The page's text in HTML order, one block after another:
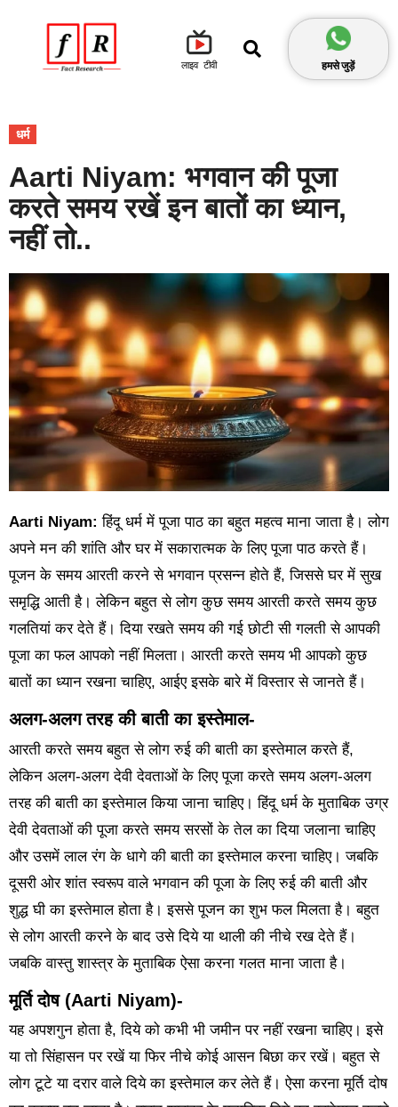
लाइव टीवी हमसे जुड़ें
धर्म
Aarti Niyam: भगवान की पूजा
करते समय रखें इन बातों का ध्यान,
नहीं तो..
Aarti Niyam: हिंदू धर्म में पूजा पाठ का बहुत महत्व माना जाता है। लोग
अपने मन की शांति और घर में सकारात्मक के लिए पूजा पाठ करते हैं।
पूजन के समय आरती करने से भगवान प्रसन्न होते हैं, जिससे घर में सुख
समृद्धि आती है। लेकिन बहुत से लोग कुछ समय आरती करते समय कुछ
गलतियां कर देते हैं। दिया रखते समय की गई छोटी सी गलती से आपकी
पूजा का फल आपको नहीं मिलता। आरती करते समय भी आपको कुछ
बातों का ध्यान रखना चाहिए, आईए इसके बारे में विस्तार से जानते हैं।
अलग-अलग तरह की बाती का इस्तेमाल-
आरती करते समय बहुत से लोग रुई की बाती का इस्तेमाल करते हैं,
लेकिन अलग-अलग देवी देवताओं के लिए पूजा करते समय अलग-अलग
तरह की बाती का इस्तेमाल किया जाना चाहिए। हिंदू धर्म के मुताबिक उग्र
देवी देवताओं की पूजा करते समय सरसों के तेल का दिया जलाना चाहिए
और उसमें लाल रंग के धागे की बाती का इस्तेमाल करना चाहिए। जबकि
दूसरी ओर शांत स्वरूप वाले भगवान की पूजा के लिए रुई की बाती और
शुद्ध घी का इस्तेमाल होता है। इससे पूजन का शुभ फल मिलता है। बहुत
से लोग आरती करने के बाद उसे दिये या थाली की नीचे रख देते हैं।
जबकि वास्तु शास्त्र के मुताबिक ऐसा करना गलत माना जाता है।
मूर्ति दोष (Aarti Niyam)-
यह अपशगुन होता है, दिये को कभी भी जमीन पर नहीं रखना चाहिए। इसे
या तो सिंहासन पर रखें या फिर नीचे कोई आसन बिछा कर रखें। बहुत से
लोग टूटे या दरार वाले दिये का इस्तेमाल कर लेते हैं। ऐसा करना मूर्ति दोष